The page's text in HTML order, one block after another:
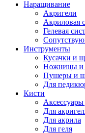
Наращивание
Акригели
Акриловая
Гелевая
Инструменты
Кусачки и
Ножницы и
Пушеры и
Для
Кисти
Аксессуары
Для
Для акрила
Для геля